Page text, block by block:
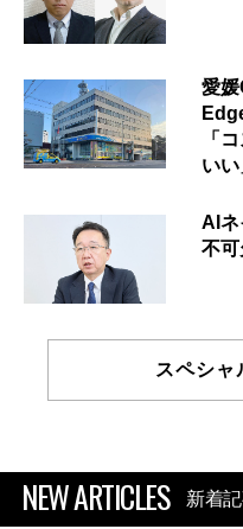
愛
「
いい
AIネ
不
スペシャ
NEW ARTICLES 新着